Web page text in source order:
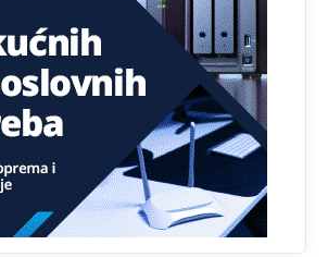
ih vode bogati i podobni,narod hoce
јуче 12:35
sto je mrznja.Nema
dara kao sto je
kao st je mir i Boziji blagosov!